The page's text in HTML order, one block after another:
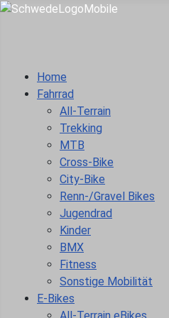
Home
Fahrrad
All-Terrain
Trekking
MTB
Cross-Bike
City-Bike
Renn-/Gravel Bikes
Jugendrad
Kinder
BMX
Fitness
Sonstige Mobilität
E-Bikes